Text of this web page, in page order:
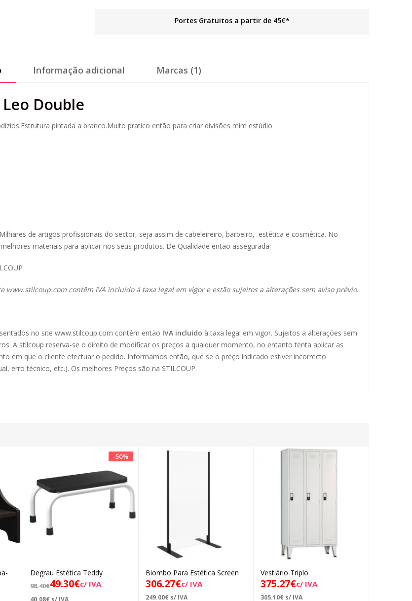
Portes Gratuitos a partir de 45€*
Informação adicional Marcas (1)
Double
pintada a branco.Muito pratico então para criar divisões mim estúdio .
de artigos profissionais do sector, seja assim de cabeleireiro, barbeiro, estética e cosmética. No
materiais para aplicar nos seus produtos. De Qualidade então assegurada!
www.stilcoup.com contêm IVA incluído à taxa legal em vigor e estão sujeitos a alterações sem aviso prévio.
no site www.stilcoup.com contêm então IVA incluido à taxa legal em vigor. Sujeitos a alterações sem
A stilcoup reserva-se o direito de modificar os preços a qualquer momento, no entanto tenta aplicar as
em que o cliente efectuar o pedido. Informamos então, que se o preço indicado estiver incorrecto
erro técnico, etc.). Os melhores Preços são na STILCOUP.
-50%
Adicionar
Degrau Estética Teddy
98.40€49.30€c/ IVA
40.08€ s/ IVA
Adicionar
Biombo Para Estética Screen
306.27€c/ IVA
249.00€ s/ IVA
Adicionar
Vestiário Triplo
375.27€c/ IVA
305.10€ s/ IVA